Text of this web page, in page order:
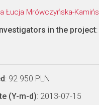
Łucja Mrówczyńska-
in the project
: 92 950 PLN
(Y-m-d): 2013-07-15